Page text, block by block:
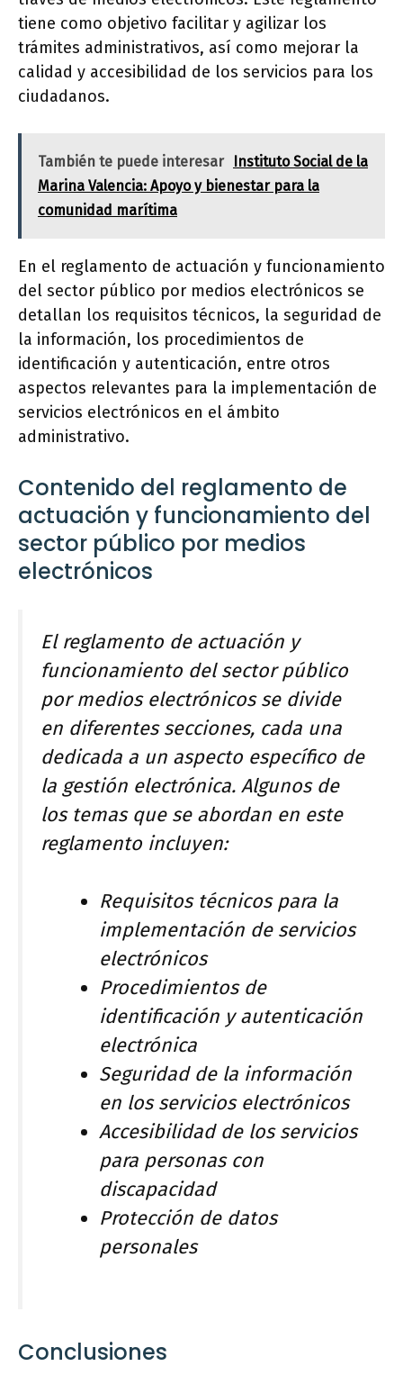
tiene como objetivo facilitar y agilizar los
trámites administrativos, así como mejorar la
calidad y accesibilidad de los servicios para los
ciudadanos.
También te puede interesar
Instituto Social de la
Marina Valencia: Apoyo y bienestar para la
comunidad marítima
En el reglamento de actuación y funcionamiento
del sector público por medios electrónicos se
detallan los requisitos técnicos, la seguridad de
la información, los procedimientos de
identificación y autenticación, entre otros
aspectos relevantes para la implementación de
servicios electrónicos en el ámbito
administrativo.
Contenido del reglamento de
actuación y funcionamiento del
sector público por medios
electrónicos
El reglamento de actuación y
funcionamiento del sector público
por medios electrónicos se divide
en diferentes secciones, cada una
dedicada a un aspecto específico de
la gestión electrónica. Algunos de
los temas que se abordan en este
reglamento incluyen:
Requisitos técnicos para la
implementación de servicios
electrónicos
Procedimientos de
identificación y autenticación
electrónica
Seguridad de la información
en los servicios electrónicos
Accesibilidad de los servicios
para personas con
discapacidad
Protección de datos
personales
Conclusiones